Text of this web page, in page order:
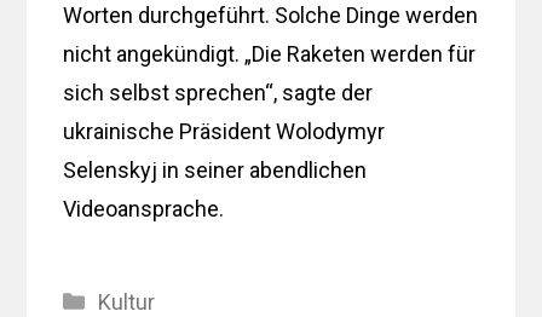
Worten durchgeführt. Solche Dinge werden
nicht angekündigt. „Die Raketen werden für
sich selbst sprechen“, sagte der
ukrainische Präsident Wolodymyr
Selenskyj in seiner abendlichen
Videoansprache.
Kategorien
Kultur